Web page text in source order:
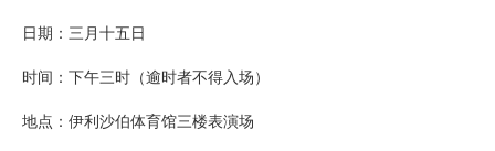
日期：三月十五日
时间：下午三时（逾时者不得入场）
地点：伊利沙伯体育馆三楼表演场